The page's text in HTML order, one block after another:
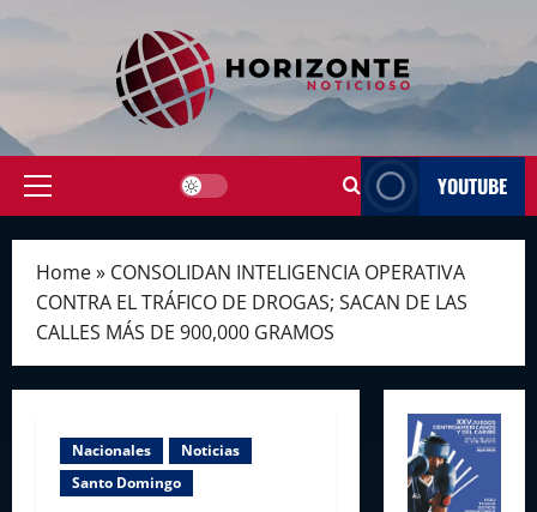
Primary
YOUTUBE
Home» CONSOLIDAN INTELIGENCIA OPERATIVA
CONTRA EL TRÁFICO DE DROGAS; SACAN DE LAS
CALLES MÁS DE 900,000 GRAMOS
Nacionales
Noticias
Santo Domingo